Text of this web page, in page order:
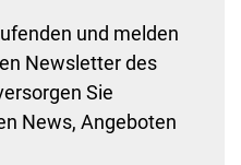
und melden
Newsletter des
Sie
News, Angeboten